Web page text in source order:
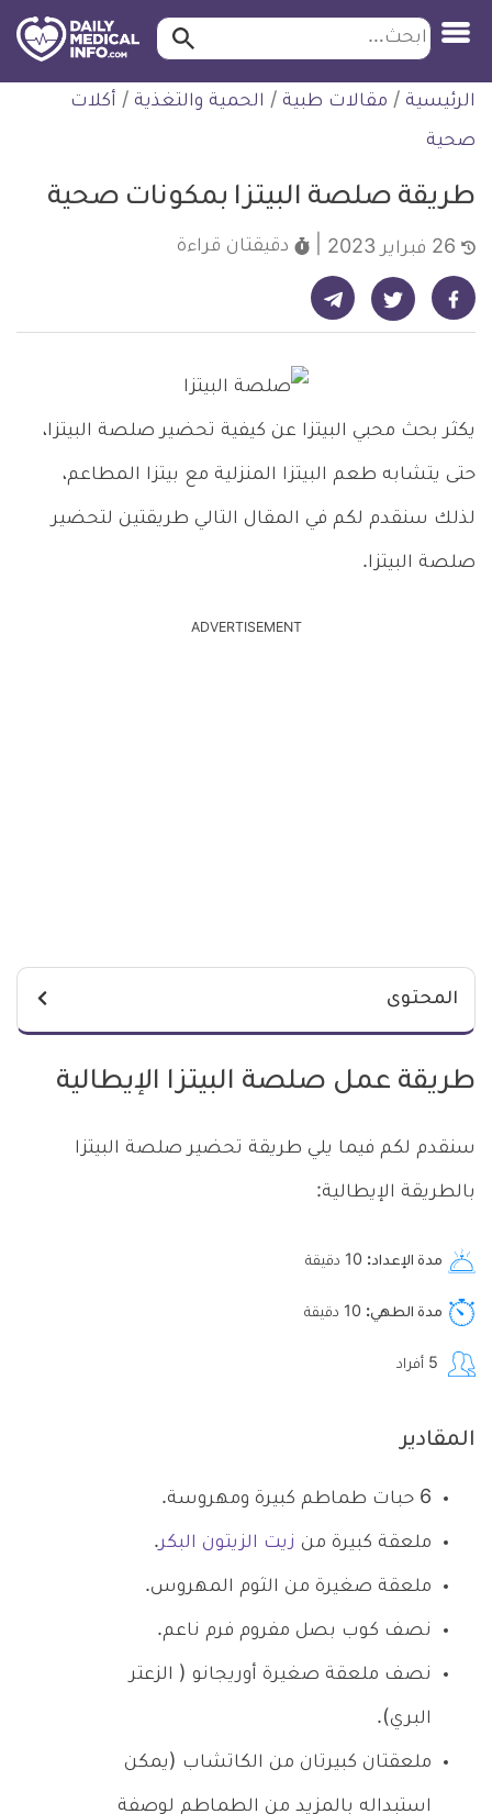
التخطي
للمحتوى
طبية
ابحث ابحث…
الرئيسية / مقالات طبية / الحمية والتغذية / أكلات
صحية
طريقة صلصة البيتزا بمكونات صحية
دقيقتان قراءة
شارك على فيسبوك - ديلي ميديكال انفو شارك على تويتر - ديلي ميديكال انفو شارك على تيليجرام - ديلي ميديكال انفو
يكثر بحث محبي البيتزا عن كيفية تحضير صلصة البيتزا،
حتى يتشابه طعم البيتزا المنزلية مع بيتزا المطاعم،
لذلك سنقدم لكم في المقال التالي طريقتين لتحضير
صلصة البيتزا.
ADVERTISEMENT
المحتوى
طريقة عمل صلصة البيتزا الإيطالية
سنقدم لكم فيما يلي طريقة تحضير صلصة البيتزا
بالطريقة الإيطالية:
مدة الإعداد دقيقة
مدة الطهي دقيقة
أفراد
المقادير
6 حبات طماطم كبيرة ومهروسة.
ملعقة كبيرة من زيت الزيتون البكر.
ملعقة صغيرة من الثوم المهروس.
نصف كوب بصل مفروم فرم ناعم.
نصف ملعقة صغيرة أوريجانو ( الزعتر
البري).
ملعقتان كبيرتان من الكاتشاب (يمكن
استبداله بالمزيد من الطماطم لوصفة